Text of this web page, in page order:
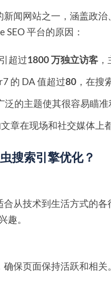
闻网站之一，涵盖政治
SEO 平台的原因：
超过1800 万独立访客
的 DA 值超过80 ，在搜
泛的主题使其很容易瞄准
章在现场和社交媒体上
搜索引擎优化？
从技术到生活方式的
趣。
保页面保持活跃和相